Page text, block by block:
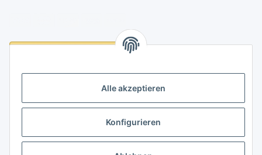
Alle akzeptieren
Konfigurieren
Logistikpartner
Informationen